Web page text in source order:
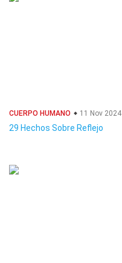
CUERPO HUMANO 11 Nov 2024
29 Hechos Sobre Reflejo